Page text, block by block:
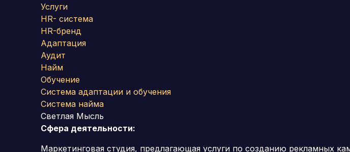
Услуги
HR- система
HR-бренд
Адаптация
Аудит
Найм
Обучение
Система адаптации и обучения
Система найма
Светлая Мысль
Сфера деятельности:
Маркетинговая студия, предлагающая услуги по созданию рекламных